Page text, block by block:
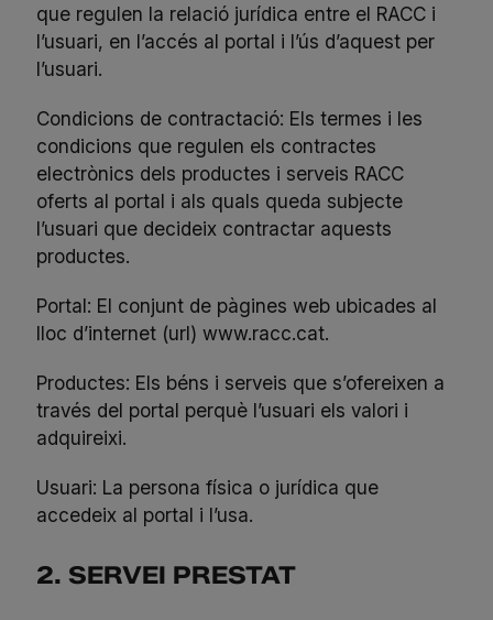
que regulen la relació jurídica entre el RACC i
l’usuari, en l’accés al portal i l’ús d’aquest per
l’usuari.
Condicions de contractació: Els termes i les
condicions que regulen els contractes
electrònics dels productes i serveis RACC
oferts al portal i als quals queda subjecte
l’usuari que decideix contractar aquests
productes.
Portal: El conjunt de pàgines web ubicades al
lloc d’internet (url) www.racc.cat.
Productes: Els béns i serveis que s’ofereixen a
través del portal perquè l’usuari els valori i
adquireixi.
Usuari: La persona física o jurídica que
accedeix al portal i l’usa.
2. SERVEI PRESTAT